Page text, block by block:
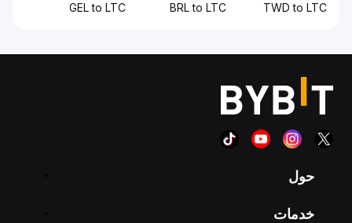
TWD to
BRL to LTC
GEL to LTC
خدمات